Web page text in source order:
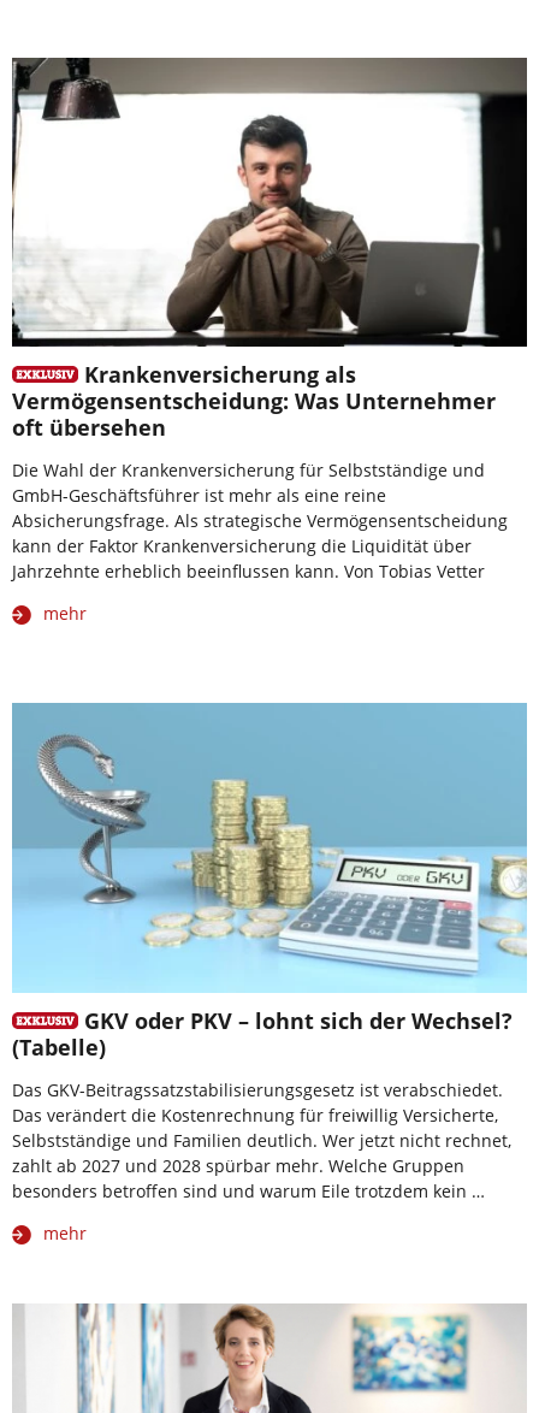
Krankenversicherung als
Vermögensentscheidung: Was Unternehmer
oft übersehen
Die Wahl der Krankenversicherung für Selbstständige und
GmbH-Geschäftsführer ist mehr als eine reine
Absicherungsfrage. Als strategische Vermögensentscheidung
kann der Faktor Krankenversicherung die Liquidität über
Jahrzehnte erheblich beeinflussen kann. Von Tobias Vetter
mehr
GKV oder PKV – lohnt sich der Wechsel?
(Tabelle)
Das GKV-Beitragssatzstabilisierungsgesetz ist verabschiedet.
Das verändert die Kostenrechnung für freiwillig Versicherte,
Selbstständige und Familien deutlich. Wer jetzt nicht rechnet,
zahlt ab 2027 und 2028 spürbar mehr. Welche Gruppen
besonders betroffen sind und warum Eile trotzdem kein …
mehr